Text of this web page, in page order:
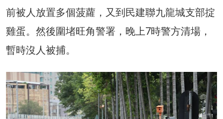
前被人放置多個菠蘿，又到民建聯九龍城支部掟
雞蛋。然後圍堵旺角警署，晚上7時警方清場，
暫時沒人被捕。